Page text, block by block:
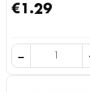
€1.29